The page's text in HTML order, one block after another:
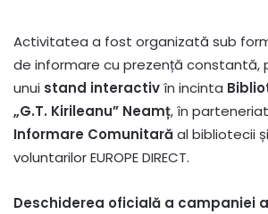
Activitatea a fost organizată sub
de informare cu prezență constantă,
unui stand interactivîn incinta
„G.T. Kirileanu” Neamț, în
Informare Comunitarăal bibliotecii
voluntarilor EUROPE DIRECT.
Deschiderea oficială a campaniei